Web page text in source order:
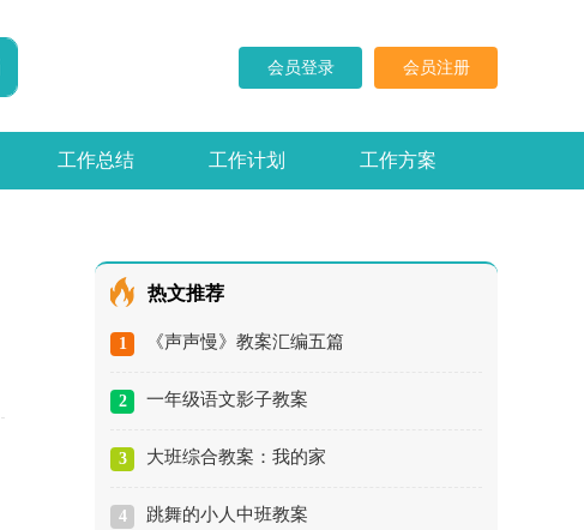
会员登录 会员注册
工作总结 工作计划 工作方案
热文推荐
1 《声声慢》教案汇编五篇
2 一年级语文影子教案
3 大班综合教案：我的家
4 跳舞的小人中班教案